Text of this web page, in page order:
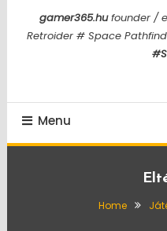
gamer365.hufounder /
Retroider # Space
Menu
Home